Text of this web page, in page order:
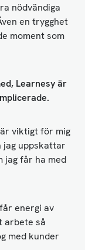
nödvändiga
en trygghet
moment som
Learnesy är
viktigt för mig
jag uppskattar
jag får ha med
energi av
arbete så
med kunder